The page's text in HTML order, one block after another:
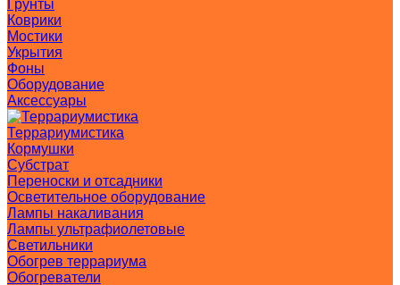
Грунты
Коврики
Мостики
Укрытия
Фоны
Оборудование
Аксессуары
Террариумистика
Кормушки
Субстрат
Переноски и отсадники
Осветительное оборудование
Лампы накаливания
Лампы ультрафиолетовые
Светильники
Обогрев террариума
Обогреватели